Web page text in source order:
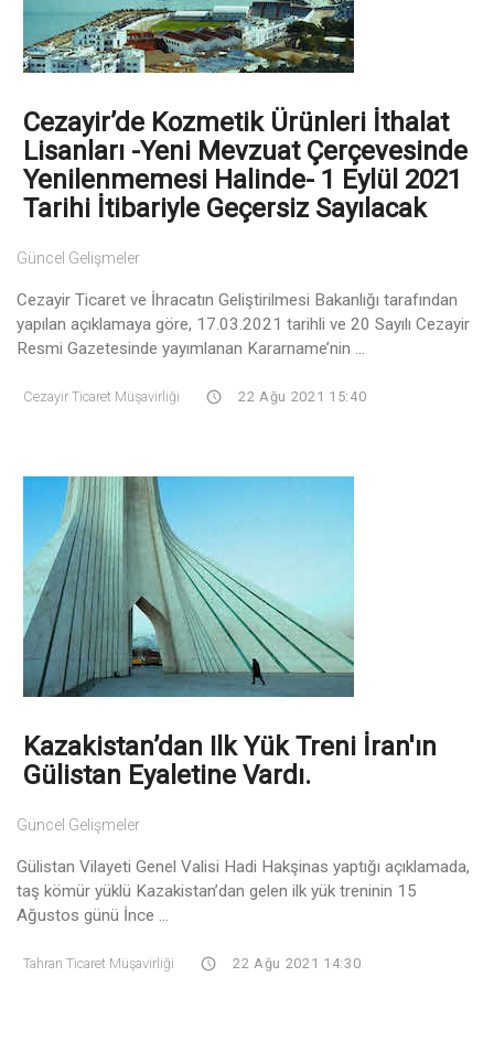
Cezayir’de Kozmetik Ürünleri İthalat
Lisanları -Yeni Mevzuat Çerçevesinde
Yenilenmemesi Halinde- 1 Eylül 2021
Tarihi İtibariyle Geçersiz Sayılacak
Güncel Gelişmeler
Cezayir Ticaret ve İhracatın Geliştirilmesi Bakanlığı tarafından
yapılan açıklamaya göre, 17.03.2021 tarihli ve 20 Sayılı Cezayir
Resmi Gazetesinde yayımlanan Kararname’nin ...
Cezayir Ticaret Müşavirliği 22 Ağu 2021 15:40
Kazakistan’dan Ilk Yük Treni İran'ın
Gülistan Eyaletine Vardı.
Güncel Gelişmeler
Gülistan Vilayeti Genel Valisi Hadi Hakşinas yaptığı açıklamada,
taş kömür yüklü Kazakistan’dan gelen ilk yük treninin 15
Ağustos günü İnce ...
Tahran Ticaret Müşavirliği 22 Ağu 2021 14:30